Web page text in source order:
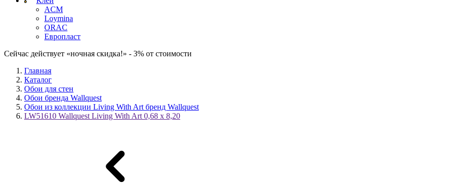
ACM
Loymina
ORAC
Европласт
Сейчас действует «ночная скидка!» - 3% от стоимости
Главная
Каталог
Обои для стен
Обои бренда Wallquest
Обои из коллекции Living With Art бренд Wallquest
LW51610 Wallquest Living With Art 0,68 x 8,20